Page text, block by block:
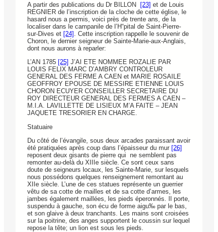
A partir des publications du Dr BILLON
[23] et de Louis
REGNIER de l’inscription de la cloche de cette église, le
hasard nous a permis, voici près de trente ans, de la
localiser dans le campanile de l’H“pital de Saint-Pierre-
sur-Dives et [24]
. Cette inscription rappelle le souvenir de
Choron, le dernier seigneur de Sainte-Marie-aux-Anglais,
dont nous aurons à reparler:
L’AN 1785 [25] J’AI ETE NOMMEE ROZALIE PAR
LOUIS FELIX MARC D’AMBRY CONTROLEUR
GENERAL DES FERME A CAEN et MARIE ROSAILE
GEOFFROY EPOUSE DE MESSIRE ETIENNE LOUIS
CHORON ECUYER CONSEILLER SECRETAIRE DU
ROY DIRECTEUR GENERAL DES FERMES A CAEN –
M.I.A. LAVILLETTE DE LISIEUX M’A FAITE – JEAN
JAQUETE TRESORIER EN CHARGE.
Statuaire
Du côté de l’évangile, sous deux arcades paraissant avoir
été pratiquées après coup dans l’épaisseur du mur [26]
reposent deux gisants de pierre qui ne semblent pas
remonter au-delà du XIIIe siècle. Ce sont ceux sans
doute de seigneurs locaux, les Sainte-Marie, sur lesquels
nous possédons quelques renseignement remontant au
XIIe siècle. L’une de ces statues représente un guerrier
vêtu de sa cotte de mailles et de sa cotte d’armes, les
jambes également maillées, les pieds éperonnés. Il porte,
suspendu à gauche, son écu de forme aigu‰ par le bas,
et son glaive à deux tranchants. Les mains sont croisées
sur la poitrine, des anges supportent le coussin sur lequel
repose la tête; un lion est sous les pieds.